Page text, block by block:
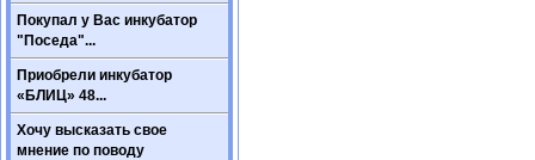
Покупал у Вас инкубатор
"Поседа"...
Приобрели инкубатор
«БЛИЦ» 48...
Хочу высказать свое
мнение по поводу